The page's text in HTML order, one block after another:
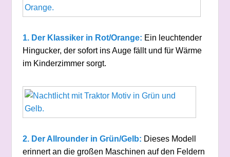
1. Der Klassiker in Rot/Orange: Ein leuchtender
Hingucker, der sofort ins Auge fällt und für Wärme
im Kinderzimmer sorgt.
2. Der Allrounder in Grün/Gelb: Dieses Modell
erinnert an die großen Maschinen auf den Feldern